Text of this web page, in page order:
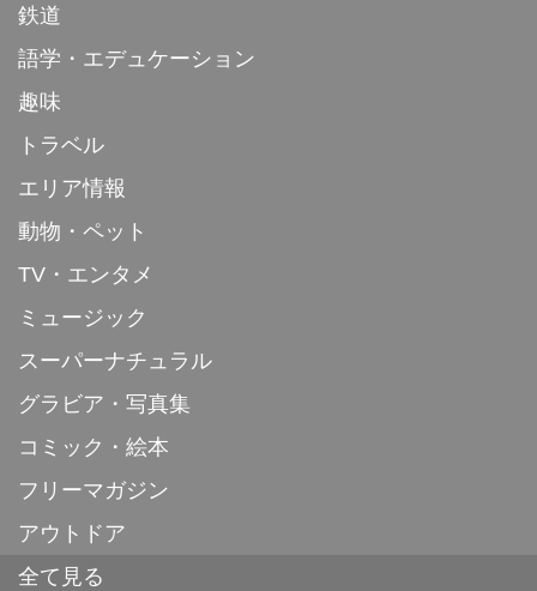
鉄道
語学・エデュケーション
趣味
トラベル
エリア情報
動物・ペット
TV・エンタメ
ミュージック
スーパーナチュラル
グラビア・写真集
コミック・絵本
フリーマガジン
アウトドア
全て見る